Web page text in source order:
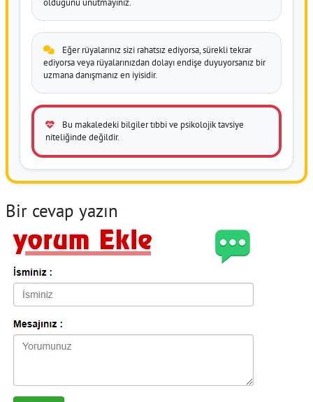
Eğer rüyalarınız sizi rahatsız ediyorsa, sürekli tekrar
ediyorsa veya rüyalarınızdan dolayı endişe duyuyorsanız bir
uzmana danışmanız en iyisidir.
Bu makaledeki bilgiler tıbbi ve psikolojik tavsiye
niteliğinde değildir.
Bir cevap yazın